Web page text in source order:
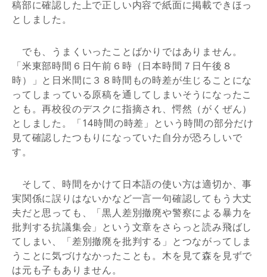
稿部に確認した上で正しい内容で紙面に掲載できほっ
としました。
でも、うまくいったことばかりではありません。
「米東部時間６日午前６時（日本時間７日午後８
時）」と日米間に３８時間もの時差が生じることにな
ってしまっている原稿を通してしまいそうになったこ
とも。再校役のデスクに指摘され、愕然（がくぜん）
としました。「14時間の時差」という時間の部分だけ
見て確認したつもりになっていた自分が恐ろしいで
す。
そして、時間をかけて日本語の使い方は適切か、事
実関係に誤りはないかなど一言一句確認してもう大丈
夫だと思っても、「黒人差別撤廃や警察による暴力を
批判する抗議集会」という文章をさらっと読み飛ばし
てしまい、「差別撤廃を批判する」とつながってしま
うことに気づけなかったことも。木を見て森を見ずで
は元も子もありません。